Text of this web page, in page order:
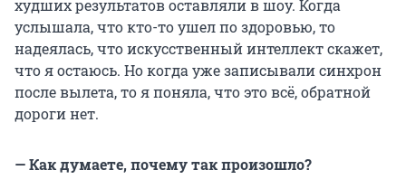
худших результатов оставляли в шоу. Когда
услышала, что кто-то ушел по здоровью, то
надеялась, что искусственный интеллект скажет,
что я остаюсь. Но когда уже записывали синхрон
после вылета, то я поняла, что это всё, обратной
дороги нет.
— Как думаете, почему так произошло?